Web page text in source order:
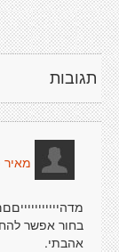
תגובות
מאיר
בחור אפשר
אהבתי.